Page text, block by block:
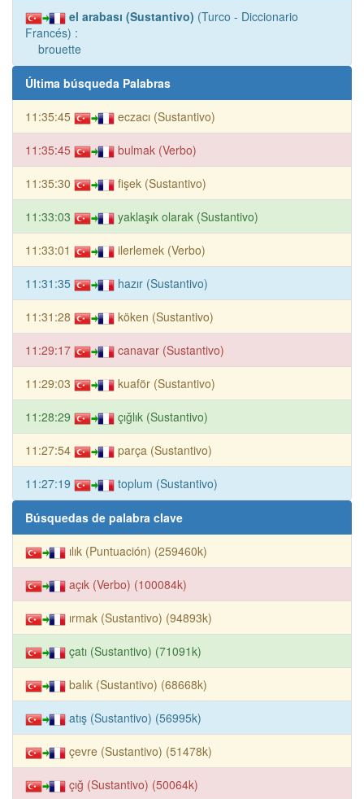
el arabası (Sustantivo) (Turco - Diccionario
Francés) :
brouette
Última búsqueda Palabras
11:35:45 eczacı (Sustantivo)
11:35:45 bulmak (Verbo)
11:35:30 fişek (Sustantivo)
11:33:03 yaklaşık olarak (Sustantivo)
11:33:01 ilerlemek (Verbo)
11:31:35 hazır (Sustantivo)
11:31:28 köken (Sustantivo)
11:29:17 canavar (Sustantivo)
11:29:03 kuaför (Sustantivo)
11:28:29 çığlık (Sustantivo)
11:27:54 parça (Sustantivo)
11:27:19 toplum (Sustantivo)
Búsquedas de palabra clave
ılık (Puntuación) (259460k)
açık (Verbo) (100084k)
ırmak (Sustantivo) (94893k)
çatı (Sustantivo) (71091k)
balık (Sustantivo) (68668k)
atış (Sustantivo) (56995k)
çevre (Sustantivo) (51478k)
çığ (Sustantivo) (50064k)